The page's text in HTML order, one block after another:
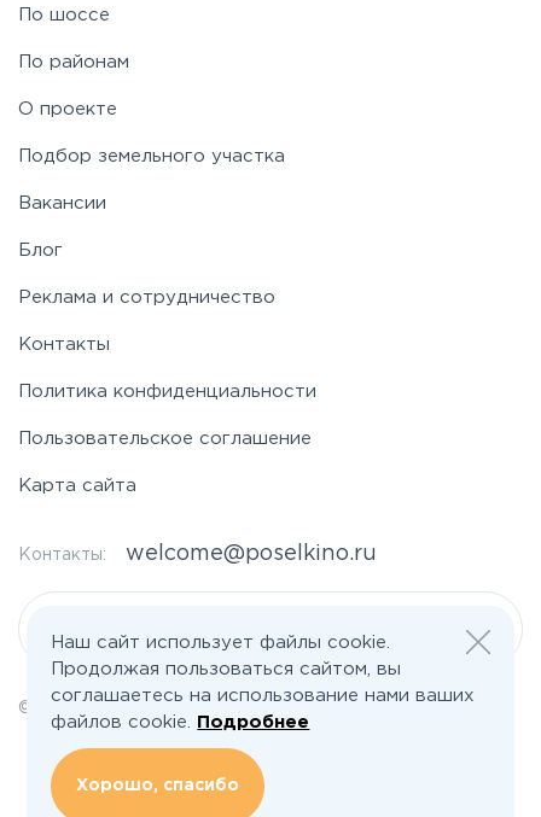
По шоссе
По районам
О проекте
Подбор земельного участка
Вакансии
Блог
Реклама и сотрудничество
Контакты
Политика конфиденциальности
Пользовательское соглашение
Карта сайта
Контакты: welcome@poselkino.ru
© 2026 Все права защищены | poselkino.ru
ИП Маслов Дмитрий Валерьевич
ИНН 503406273833
+79647266008
142613, Московская область, Орехово-Зуево, ул. Северная, д.14, кв.145
Наш сайт использует файлы cookie.
Продолжая пользоваться сайтом, вы
соглашаетесь на использование нами ваших
файлов cookie.
Подробнее
Хорошо, спасибо